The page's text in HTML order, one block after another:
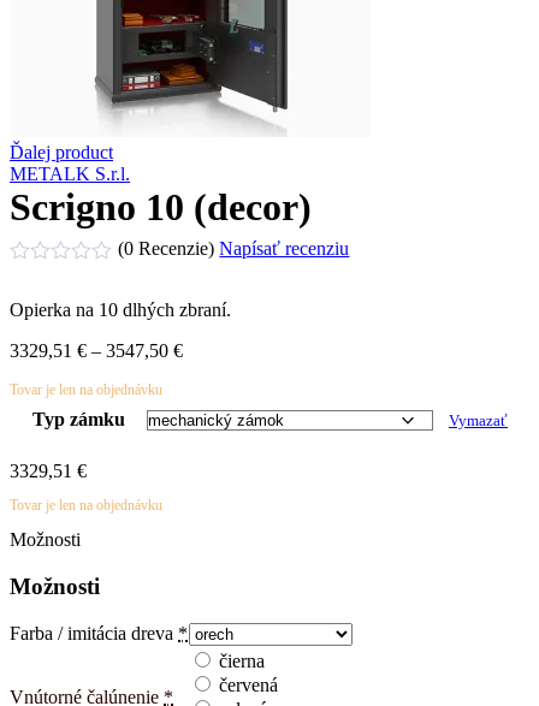
Ďalej product
METALK S.r.l.
Scrigno 10 (decor)
z
(0 Recenzie)Napísať recenziu
Opierka na 10 dlhých zbraní.
3329,51 € – 3547,50 €Price
through
3547,50 €
Tovar je len na objednávku
Typ zámku Vymazať
3329,51 €
Tovar je len na objednávku
Možnosti
Možnosti
Farba / imitácia dreva *
Vnútorné čalúnenie *
čierna
červená